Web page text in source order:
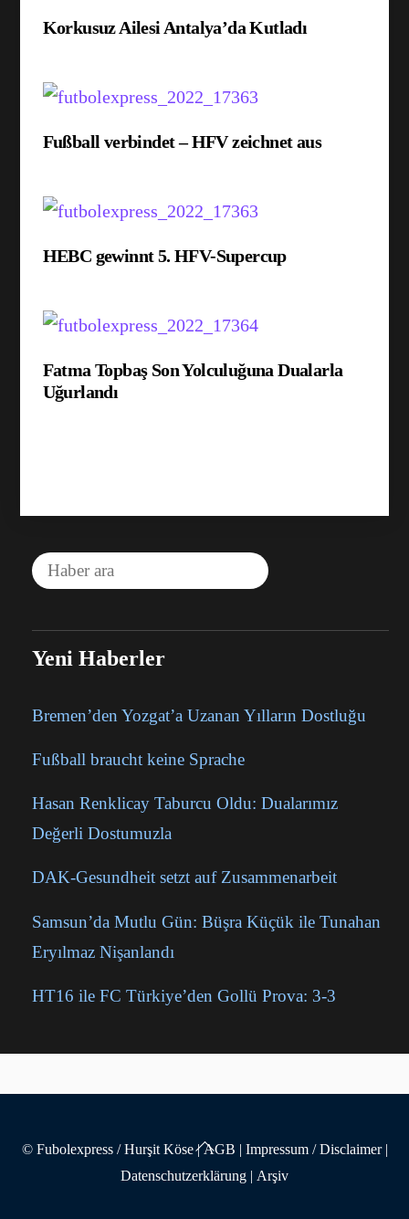
Korkusuz Ailesi Antalya’da Kutladı
Fußball verbindet – HFV zeichnet aus
HEBC gewinnt 5. HFV-Supercup
Fatma Topbaş Son Yolculuğuna Dualarla
Uğurlandı
Yeni Haberler
Bremen’den Yozgat’a Uzanan Yılların Dostluğu
Fußball braucht keine Sprache
Hasan Renklicay Taburcu Oldu: Dualarımız
Değerli Dostumuzla
DAK-Gesundheit setzt auf Zusammenarbeit
Samsun’da Mutlu Gün: Büşra Küçük ile Tunahan
Eryılmaz Nişanlandı
HT16 ile FC Türkiye’den Gollü Prova: 3-3
Back
To
© Fubolexpress / Hurşit Köse|AGB | Impressum / Disclaimer|
Datenschutzerklärung | Arşiv